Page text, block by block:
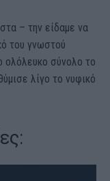
– την είδαμε να
του γνωστού
ολόλευκο σύνολο το
λίγο το νυφικό